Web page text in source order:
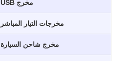
مخرج USB
مخرجات التيار المباشر
مخرج شاحن السيارة